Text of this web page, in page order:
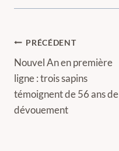
Navigation
de
l’article
PRÉCÉDENT
Nouvel An en première
ligne : trois sapins
témoignent de 56 ans de
dévouement